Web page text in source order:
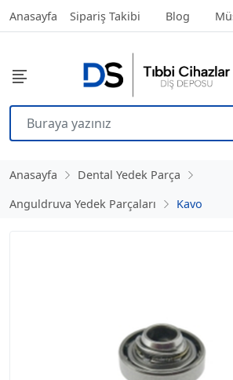
Anasayfa Sipariş Takibi Blog
Anasayfa
Dental Yedek Parça
Anguldruva Yedek Parçaları
Kavo